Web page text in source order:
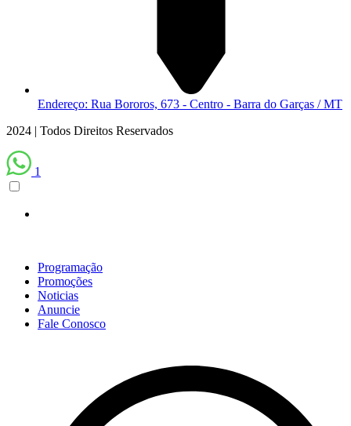
Endereço: Rua Bororos, 673 - Centro - Barra do Garças / MT
2024 | Todos Direitos Reservados
1
Programação
Promoções
Noticias
Anuncie
Fale Conosco